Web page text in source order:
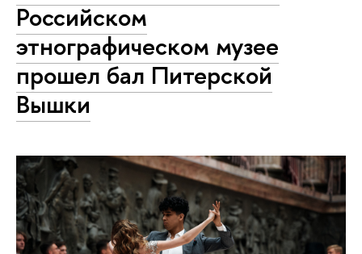
Российском
этнографическом музее
прошел бал Питерской
Вышки